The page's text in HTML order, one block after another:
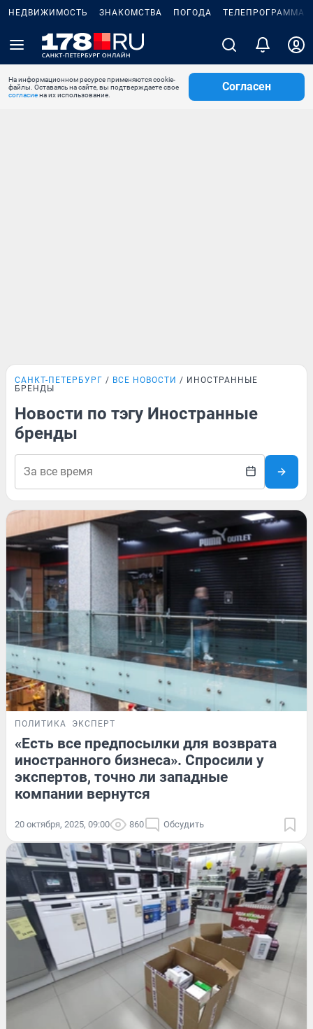
НЕДВИЖИМОСТЬ ЗНАКОМСТВА ПОГОДА ТЕЛЕПРОГРАММА
На информационном ресурсе применяются cookie-
файлы. Оставаясь на сайте, вы подтверждаете свое
согласиена их использование.
Согласен
САНКТ-ПЕТЕРБУРГ ВСЕ НОВОСТИ
ИНОСТРАННЫЕ
БРЕНДЫ
Новости по тэгу Иностранные
бренды
ПОЛИТИКА ЭКСПЕРТ
«Есть все предпосылки для возврата
иностранного бизнеса». Спросили у
экспертов, точно ли западные
компании вернутся
20 октября, 2025, 09:00 860 Обсудить